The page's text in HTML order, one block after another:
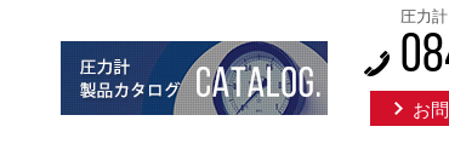
圧力
お